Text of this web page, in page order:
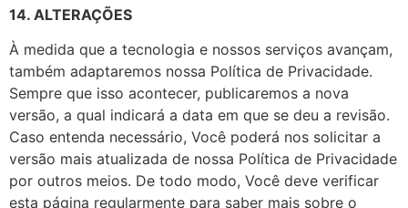
14. ALTERAÇÕES
À medida que a tecnologia e nossos serviços avançam,
também adaptaremos nossa Política de Privacidade.
Sempre que isso acontecer, publicaremos a nova
versão, a qual indicará a data em que se deu a revisão.
Caso entenda necessário, Você poderá nos solicitar a
versão mais atualizada de nossa Política de Privacidade
por outros meios. De todo modo, Você deve verificar
esta página regularmente para saber mais sobre o